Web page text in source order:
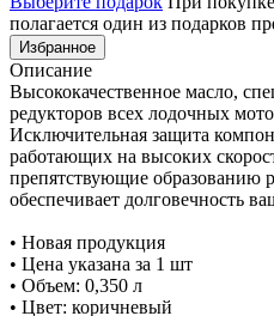
полагается один из подарков
Избранное
Описание
Высококачественное масло,
редукторов всех лодочных
Исключительная защита
работающих на высоких
препятствующие образованию
обеспечивает долговечность
• Новая продукция
• Цена указана за 1 шт
• Объем: 0,350 л
• Цвет: коричневый